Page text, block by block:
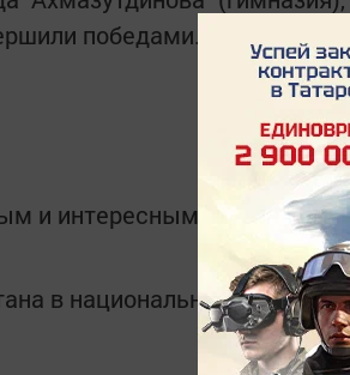
победами.
и интересным в Telegram-
в национальном